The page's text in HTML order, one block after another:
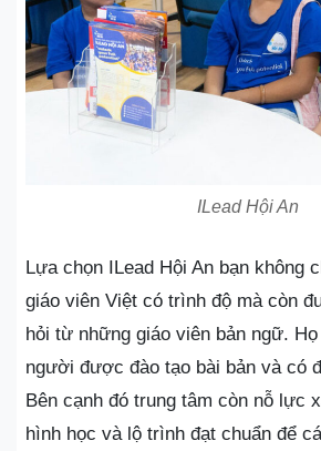
ILead Hội An
Lựa chọn ILead Hội An bạn không
giáo viên Việt có trình độ mà còn
hỏi từ những giáo viên bản ngữ.
người được đào tạo bài bản và có
Bên cạnh đó trung tâm còn nỗ lực
hình học và lộ trình đạt chuẩn để